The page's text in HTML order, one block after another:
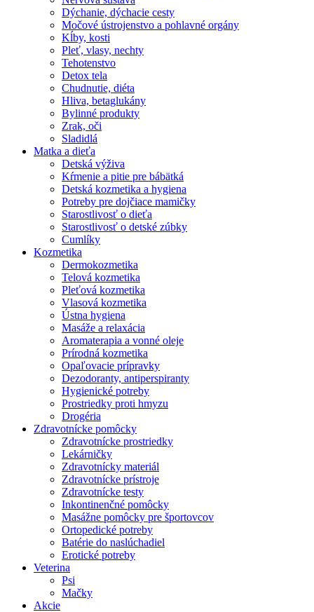
Dýchanie, dýchacie cesty
Močové ústrojenstvo a pohlavné orgány
Kĺby, kosti
Pleť, vlasy, nechty
Tehotenstvo
Detox tela
Chudnutie, diéta
Hliva, betaglukány
Bylinné produkty
Zrak, oči
Sladidlá
Matka a dieťa
Detská výživa
Kŕmenie a pitie pre bábätká
Detská kozmetika a hygiena
Potreby pre dojčiace mamičky
Starostlivosť o dieťa
Starostlivosť o detské zúbky
Cumlíky
Kozmetika
Dermokozmetika
Telová kozmetika
Pleťová kozmetika
Vlasová kozmetika
Ústna hygiena
Masáže a relaxácia
Aromaterapia a vonné oleje
Prírodná kozmetika
Opaľovacie prípravky
Dezodoranty, antiperspiranty
Hygienické potreby
Prostriedky proti hmyzu
Drogéria
Zdravotnícke pomôcky
Zdravotnícke prostriedky
Lekárničky
Zdravotnícky materiál
Zdravotnícke prístroje
Zdravotnícke testy
Inkontinenčné pomôcky
Masážne pomôcky pre športovcov
Ortopedické potreby
Batérie do naslúchadiel
Erotické potreby
Veterina
Psi
Mačky
Akcie